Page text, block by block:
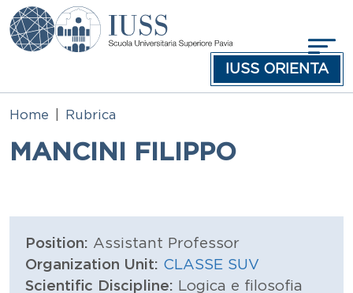
Skip to main content
IUSS ORIENTA
Home Rubrica
MANCINI FILIPPO
Position: Assistant Professor
Organization Unit: CLASSE SUV
Scientific Discipline: Logica e filosofia